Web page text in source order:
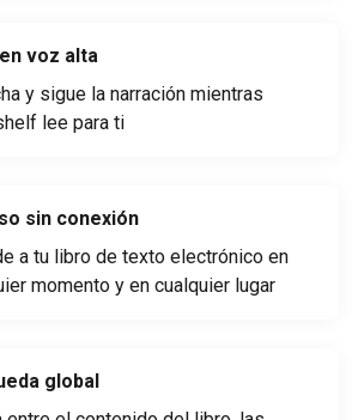
voz alta
y sigue la narración mientras
lee para ti
sin conexión
a tu libro de texto electrónico en
momento y en cualquier lugar
global